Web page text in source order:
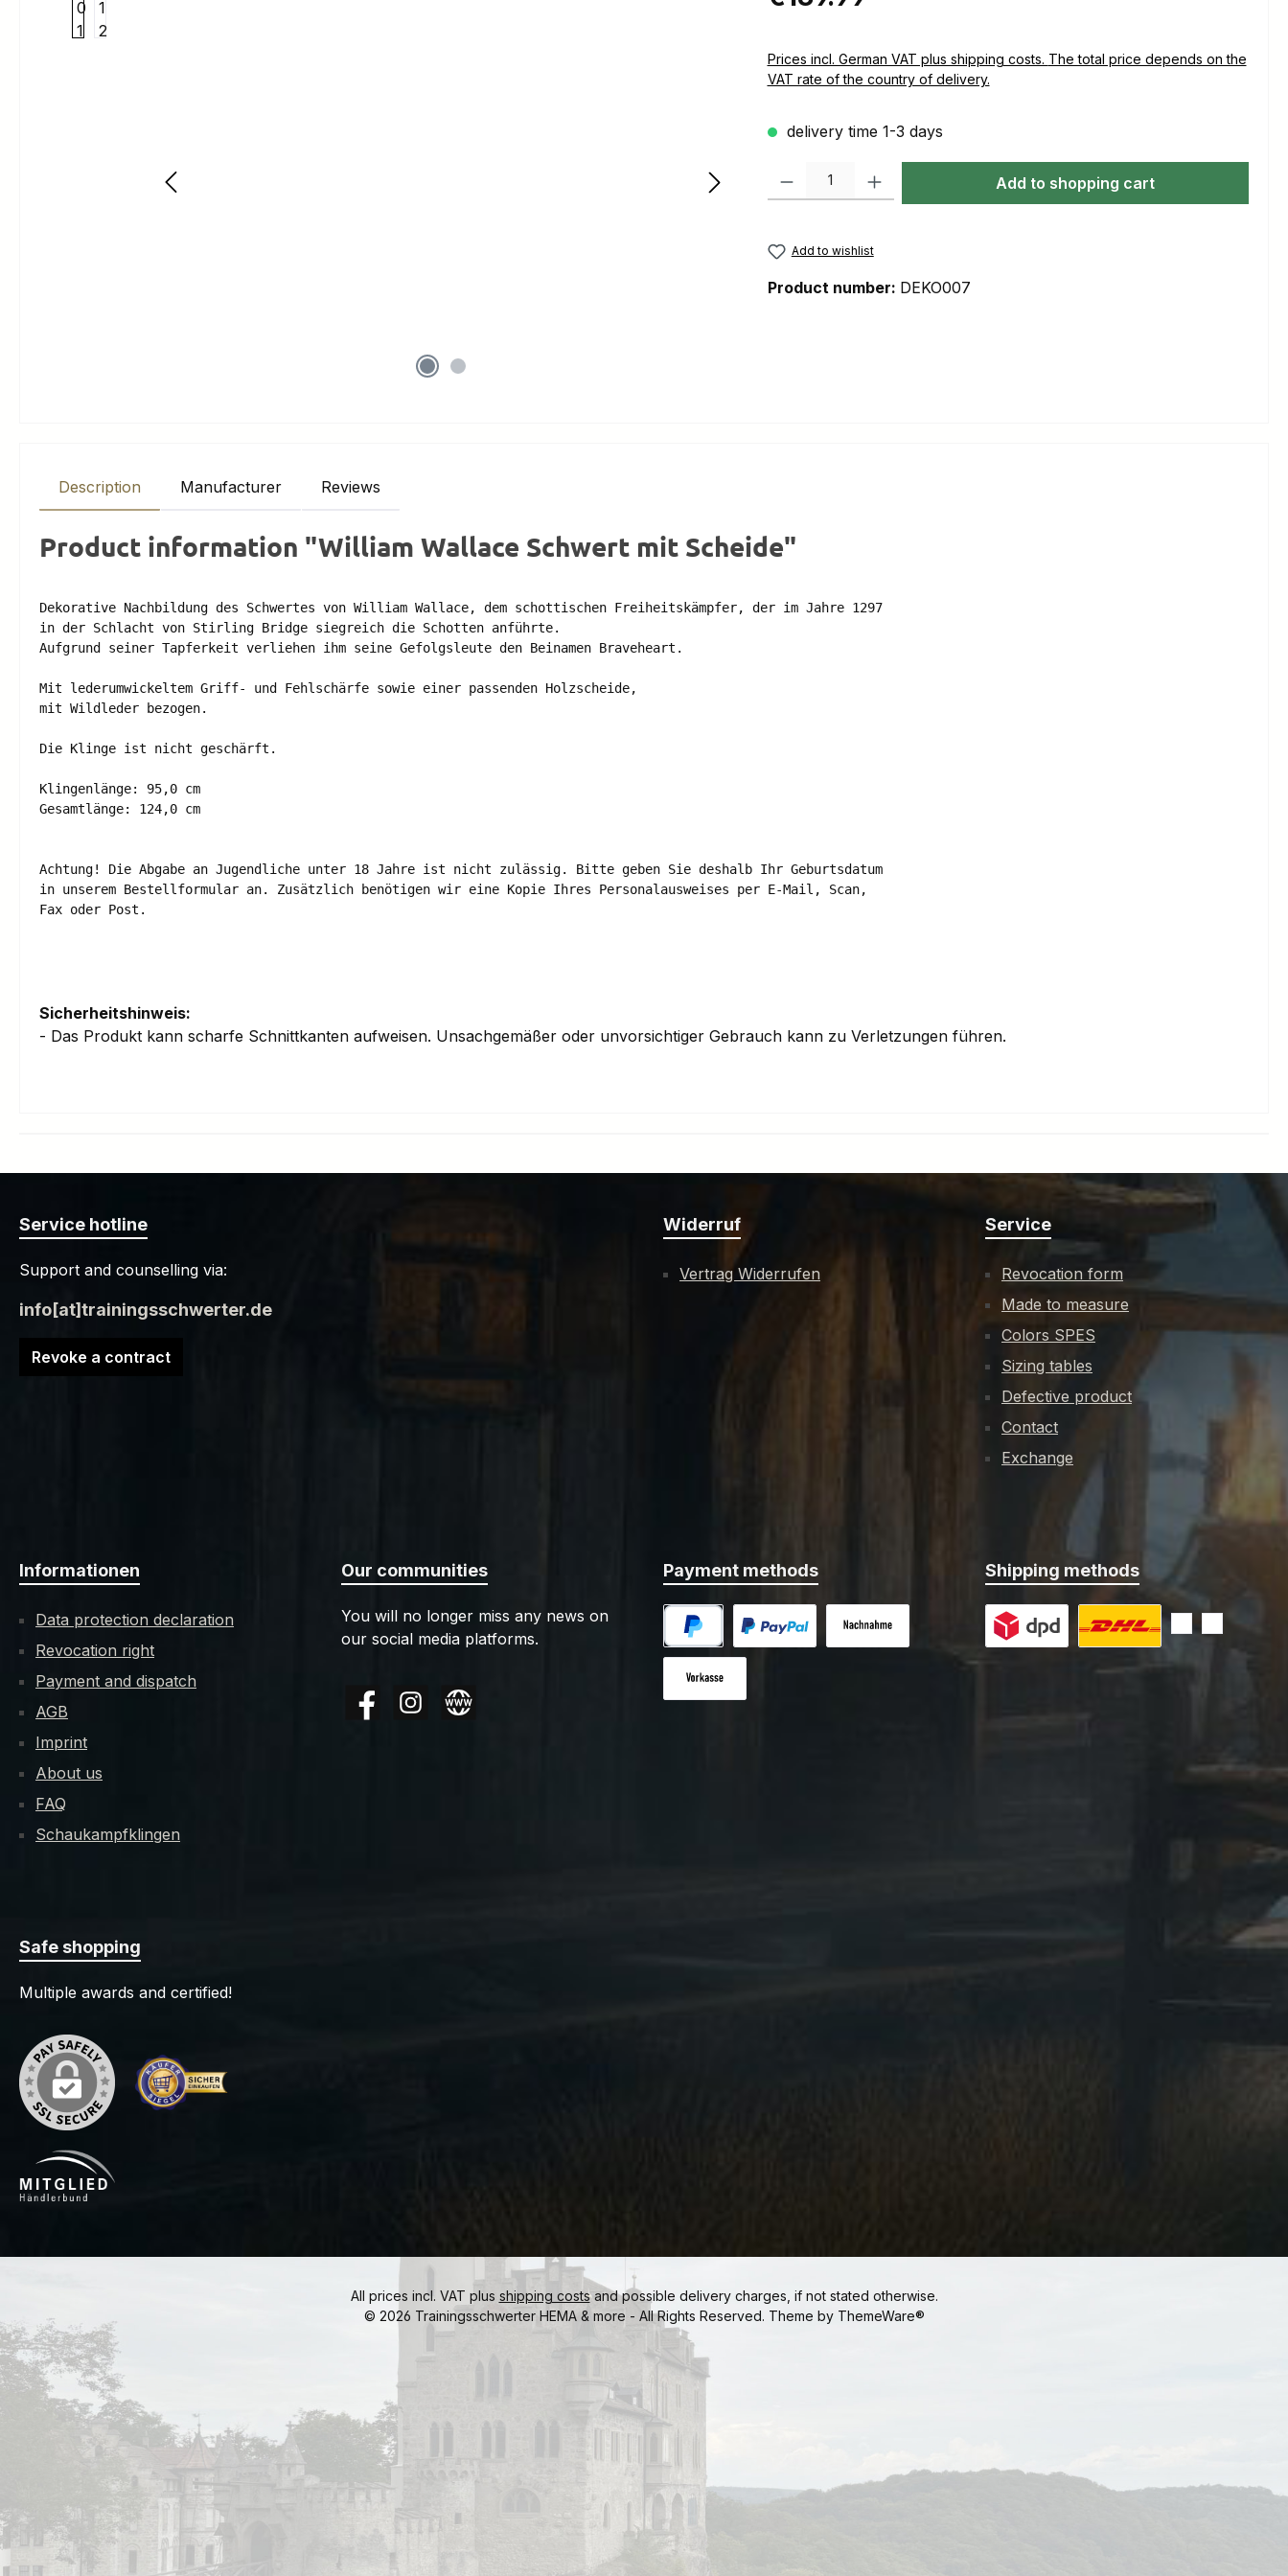
Prices incl. German VAT plus shipping costs. The total price depends on the
VAT rate of the country of delivery.
delivery time 1-3 days
Product Quantity: Enter the desired amount or use the buttons to increase or
Add to shopping cart
Add to wishlist
Product number: DEKO007
Description Manufacturer Reviews
Product information "William Wallace Schwert mit Scheide"
Dekorative Nachbildung des Schwertes von William Wallace, dem schottischen Freiheitskämpfer, der im Jahre 1297
in der Schlacht von Stirling Bridge siegreich die Schotten anführte.
Aufgrund seiner Tapferkeit verliehen ihm seine Gefolgsleute den Beinamen Braveheart.
Mit lederumwickeltem Griff- und Fehlschärfe sowie einer passenden Holzscheide,
mit Wildleder bezogen.
Die Klinge ist nicht geschärft.
Klingenlänge: 95,0 cm
Gesamtlänge: 124,0 cm
Achtung! Die Abgabe an Jugendliche unter 18 Jahre ist nicht zulässig. Bitte geben Sie deshalb Ihr Geburtsdatum
in unserem Bestellformular an. Zusätzlich benötigen wir eine Kopie Ihres Personalausweises per E-Mail, Scan,
Fax oder Post.
Sicherheitshinweis:
- Das Produkt kann scharfe Schnittkanten aufweisen. Unsachgemäßer oder unvorsichtiger Gebrauch kann zu Verletzungen führen.
Service hotline
Support and counselling via:
info[at]trainingsschwerter.de
Revoke a contract
Widerruf
Vertrag Widerrufen
Service
Revocation form
Made to measure
Colors SPES
Sizing tables
Defective product
Contact
Exchange
Informationen
Data protection declaration
Revocation right
Payment and dispatch
AGB
Imprint
About us
FAQ
Schaukampfklingen
Our communities
You will no longer miss any news on
our social media platforms.
FacebookInstagramWebsite
Payment methods
PayPal Custom image 1
Shipping methods
Safe shopping
Multiple awards and certified!
All prices incl. VAT plus shipping costsand possible delivery charges, if not stated otherwise.
© 2026 Trainingsschwerter HEMA & more - All Rights Reserved. Theme by ThemeWare®